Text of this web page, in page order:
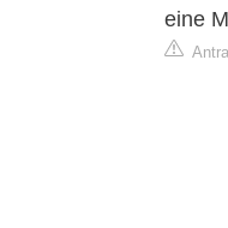
eine